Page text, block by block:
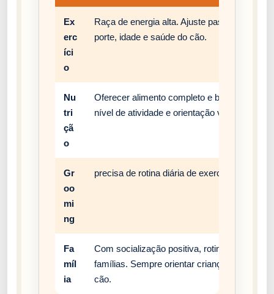
Ex
erc
íci
o
Raça de energia alta. Ajuste passeios,
porte, idade e saúde do cão.
Nu
tri
çã
o
Oferecer alimento completo e balanceado,
nível de atividade e orientação veterinária.
Gr
oo
mi
ng
precisa de rotina diária de exercício,
Fa
míl
ia
Com socialização positiva, rotina estável e
famílias. Sempre orientar crianças a
cão.